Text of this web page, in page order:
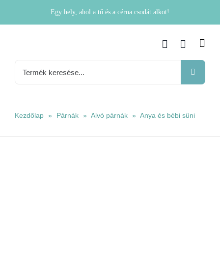
Egy hely, ahol a tű és a cérna csodát alkot!
Kezdőlap » Párnák » Alvó párnák » Anya és bébi süni